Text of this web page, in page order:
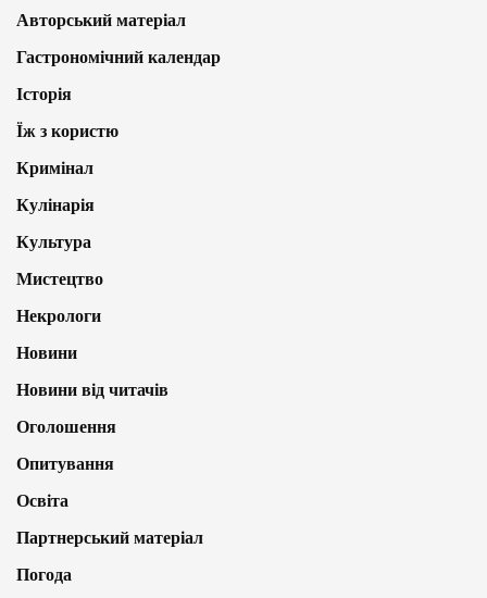
Авторський матеріал
Гастрономічний календар
Історія
Їж з користю
Кримінал
Кулінарія
Культура
Мистецтво
Некрологи
Новини
Новини від читачів
Оголошення
Опитування
Освіта
Партнерський матеріал
Погода